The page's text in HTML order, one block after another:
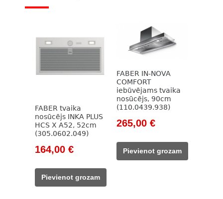
FABER tvaika
nosūcējs INKA PLUS
HCS X A52, 52cm
(305.0602.049)
Original
was:
205,00 €.
164,00 €Current
164,00 €.
Pievienot grozam
FABER IN-NOVA
COMFORT
iebūvējams tvaika
nosūcējs, 90cm
(110.0439.938)
Original
was:
422,00 €.
265,00 €Current
265,00 €.
Pievienot grozam